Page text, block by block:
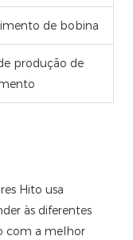
de bobina
produção de
Hito usa
às diferentes
com a melhor